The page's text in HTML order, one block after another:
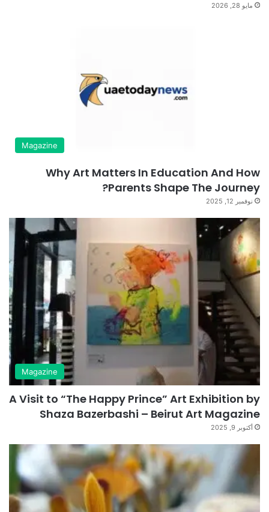
مايو 28, 2026
Magazine
Why Art Matters In Education And How
Parents Shape The Journey?
نوفمبر 12, 2025
Magazine
A Visit to “The Happy Prince” Art Exhibition by
Shaza Bazerbashi – Beirut Art Magazine
أكتوبر 9, 2025